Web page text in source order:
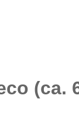
(ca.